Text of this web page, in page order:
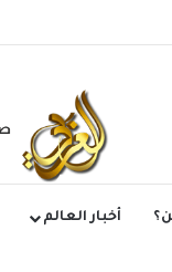
عقده مع ريال مدريد
أخبار العالم